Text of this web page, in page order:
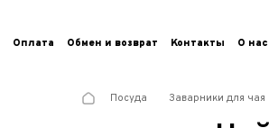
Оплата Обмен и возврат Контакты О нас
Посуда Заварники для чая